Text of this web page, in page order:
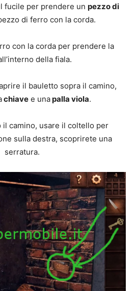
fucile per prendere un pezzo di
di ferro con la corda.
con la corda per prendere la
della fiala.
il bauletto sopra il camino,
chiavee unapalla viola.
il camino, usare il coltello per
sulla destra, scoprirete una
serratura.